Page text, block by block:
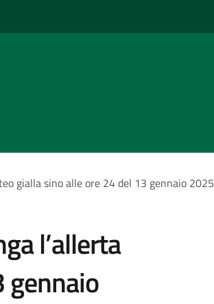
gialla sino alle ore 24 del 13 gennaio 2025
l’allerta
gennaio